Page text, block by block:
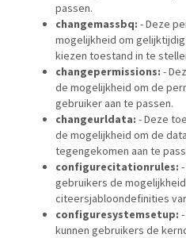
passen.
changemassbq: - Deze
mogelijkheid om
kiezen toestand in te
changepermissions: -
de mogelijkheid om de
gebruiker aan te passen.
changeurldata: - Deze
de mogelijkheid om de
tegengekomen aan te
configurecitationrules:
gebruikers de
citeersjabloondefinities
configuresystemsetup:
kunnen gebruikers de